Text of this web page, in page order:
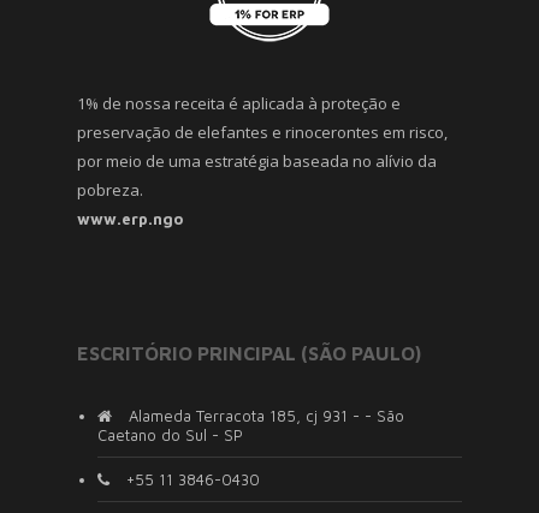
1% de nossa receita é aplicada à proteção e
preservação de elefantes e rinocerontes em risco,
por meio de uma estratégia baseada no alívio da
pobreza.
www.erp.ngo
ESCRITÓRIO PRINCIPAL (SÃO PAULO)
Alameda Terracota 185, cj 931 - - São
Caetano do Sul - SP
+55 11 3846-0430